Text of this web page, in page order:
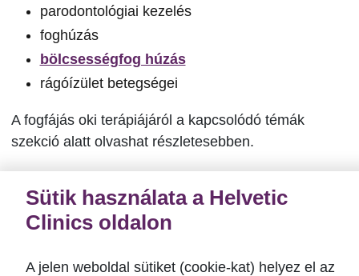
parodontológiai kezelés
foghúzás
bölcsességfog húzás
rágóízület betegségei
A fogfájás oki terápiájáról a kapcsolódó témák
szekció alatt olvashat részletesebben.
súlyosabb problémák kialakulását, kérjük
jelentkezzen be egy fogászati konzultációra
megszüntessük fájdalmát és megtalálhassuk a
Sütik használata a Helvetic
Clinics oldalon
A jelen weboldal sütiket (cookie-kat) helyez el az